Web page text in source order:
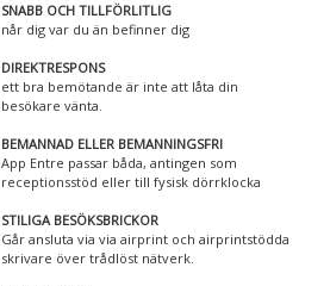
SNABB OCH TILLFÖRLITLIG
når dig var du än befinner dig
DIREKTRESPONS
ett bra bemötande är inte att låta din
besökare vänta.
BEMANNAD ELLER BEMANNINGSFRI
App Entre passar båda, antingen som
receptionsstöd eller till fysisk dörrklocka
STILIGA BESÖKSBRICKOR
Går ansluta via via airprint och airprintstödda
skrivare över trådlöst nätverk.